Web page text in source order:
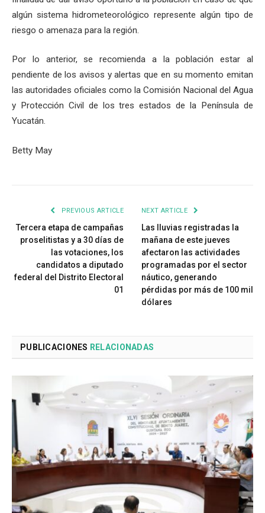
algún sistema hidrometeorológico represente algún tipo de
riesgo o amenaza para la región.
Por lo anterior, se recomienda a la población estar al
pendiente de los avisos y alertas que en su momento emitan
las autoridades oficiales como la Comisión Nacional del Agua
y Protección Civil de los tres estados de la Península de
Yucatán.
Betty May
PREVIOUS ARTICLE
Tercera etapa de campañas
proselitistas y a 30 días de
las votaciones, los
candidatos a diputado
federal del Distrito Electoral
01
NEXT ARTICLE
Las lluvias registradas la
mañana de este jueves
afectaron las actividades
programadas por el sector
náutico, generando
pérdidas por más de 100 mil
dólares
PUBLICACIONES RELACIONADAS